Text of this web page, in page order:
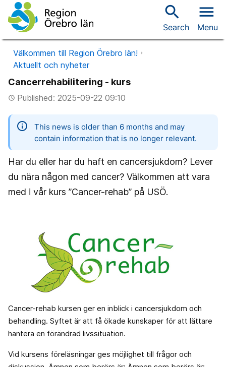
search
Search
menu
Menu
Välkommen till Region Örebro län!
Aktuellt och nyheter
Cancerrehabilitering - kurs
access_timePublished: 2025-09-22 09:10
information
This news is older than 6 months and may
contain information that is no longer relevant.
Har du eller har du haft en cancersjukdom? Lever
du nära någon med cancer? Välkommen att vara
med i vår kurs ”Cancer-rehab” på USÖ.
Cancer-rehab kursen ger en inblick i cancersjukdom och
behandling. Syftet är att få ökade kunskaper för att lättare
hantera en förändrad livssituation.
Vid kursens föreläsningar ges möjlighet till frågor och